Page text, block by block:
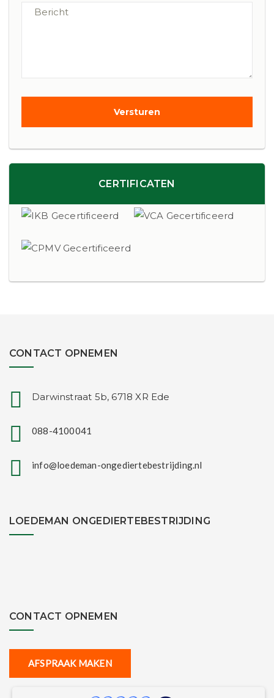
CERTIFICATEN
CONTACT OPNEMEN
Darwinstraat 5b, 6718 XR Ede
088-4100041
info@loedeman-ongediertebestrijding.nl
LOEDEMAN ONGEDIERTEBESTRIJDING
CONTACT OPNEMEN
AFSPRAAK MAKEN